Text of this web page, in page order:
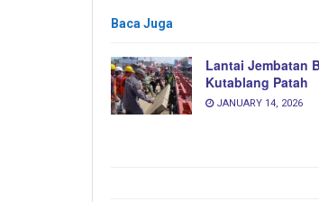
Baca Juga
Lantai Jembatan
Kutablang Patah
JANUARY 14, 2026